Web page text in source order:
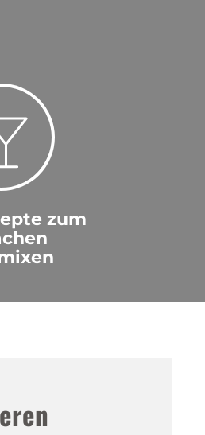
zum